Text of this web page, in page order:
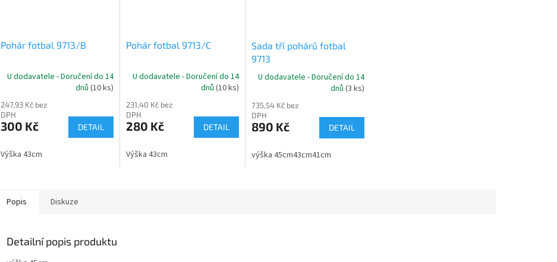
Pohár fotbal 9713/B
U dodavatele - Doručení do 14
dnů (10 ks)
247,93 Kč bez
DPH
300 Kč DETAIL
Výška 43cm
Pohár fotbal 9713/C
U dodavatele - Doručení do 14
dnů (10 ks)
231,40 Kč bez
DPH
280 Kč DETAIL
Výška 43cm
Sada tří pohárů fotbal
9713
U dodavatele - Doručení do 14
dnů(3 ks)
735,54 Kč bez
DPH
890 Kč DETAIL
výška 45cm43cm41cm
Popis Diskuze
Detailní popis produktu